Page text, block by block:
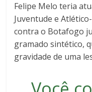
Felipe Melo teria
Juventude e
contra o Botafogo
gramado sintético,
gravidade de uma